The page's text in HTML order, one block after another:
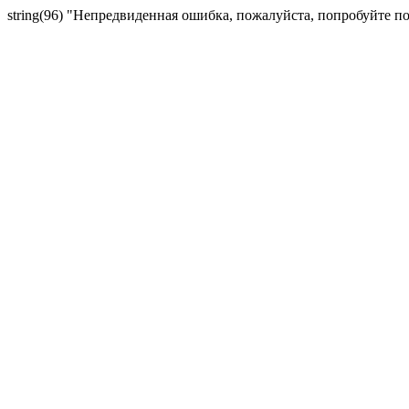
string(96) "Непредвиденная ошибка, пожалуйста, попробуйте